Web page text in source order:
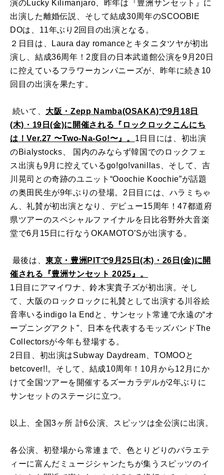
演のLucky Kilimanjaro、昨年は『豊洲サンセット』に
出演した離婚伝説、そして結成30周年のSCOOBIE
DOは、11年ぶり2回目の出演となる。
２日目は、Laura day romanceとキタニタツヤが初出
演し、結成36周年！2度目の日本武道館公演を9月20日
に控えているフラワーカンパニーズが、昨年に続き10
回目の出演を果たす。
続いて、 大阪・Zepp Namba(OSAKA)で9月18日
(木)・19日(金)に開催される『ロックロックこんにち
は！Ver.27 〜Two-Na-Go!〜』。 1日目には、初出演
のBialystocks、 国内のみならず韓国でのロックフェ
ス出演も9月に控えているgo!go!vanillas、そして、吉
川晃司との奇跡のユニット“Ooochie Koochie”が話題
の奥田民生が9年ぶりの登場。2日目には、ハラミちゃ
ん、礼賛が初出演となり、デビュー15周年！47都道府
県ツアーのスペシャルファイナルを日比谷野外大音楽
堂で6月15日に行なうOKAMOTO’Sが出演する。
最後は、東京・豊洲PITで9月25日(木)・26日(金)に開
催される『豊洲サンセット 2025』。
1日目にアマイワナ、鈴木実貴子ズが初出演。そし
て、大阪のロックロックに礼賛として出演する川谷絵
音率いるindigo la Endと、サンセット常連で永遠の“オ
ープニングアクト”、日本を代表するモッズバンドThe
Collectorsが今年も登場する。
2日目、初出演はSubway Daydream、TOMOOと
betcover!!。そして、結成10周年！10月から12月にか
けて全国ツアーを開催するズーカラデルが2年ぶりに
サンセットのステージに立つ。
以上、全国3ヶ所 計6公演、スピッツは全公演に出演。
各公演、初登場から常連まで、色とりどりのバラエテ
ィーに富んだミュージシャンたちが集うスピッツのイ